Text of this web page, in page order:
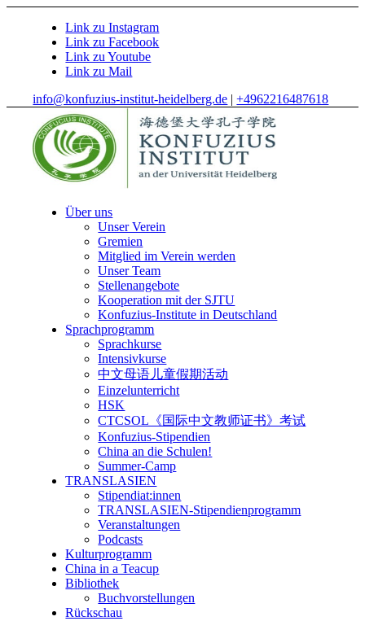
Link zu Instagram
Link zu Facebook
Link zu Youtube
Link zu Mail
info@konfuzius-institut-heidelberg.de |+4962216487618
Über uns
Unser Verein
Gremien
Mitglied im Verein werden
Unser Team
Stellenangebote
Kooperation mit der SJTU
Konfuzius-Institute in Deutschland
Sprachprogramm
Sprachkurse
Intensivkurse
中文母语儿童假期活动
Einzelunterricht
HSK
CTCSOL《国际中文教师证书》考试
Konfuzius-Stipendien
China an die Schulen!
Summer-Camp
TRANSLASIEN
Stipendiat:innen
TRANSLASIEN-Stipendienprogramm
Veranstaltungen
Podcasts
Kulturprogramm
China in a Teacup
Bibliothek
Buchvorstellungen
Rückschau